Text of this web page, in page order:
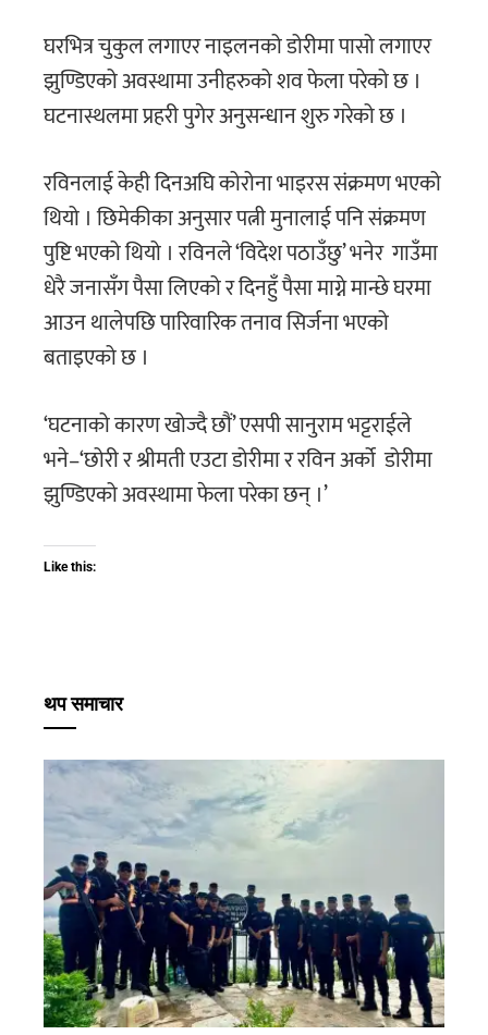
घरभित्र चुकुल लगाएर नाइलनको डोरीमा पासो लगाएर
झुण्डिएको अवस्थामा उनीहरुको शव फेला परेको छ ।
घटनास्थलमा प्रहरी पुगेर अनुसन्धान शुरु गरेको छ ।
रविनलाई केही दिनअघि कोरोना भाइरस संक्रमण भएको
थियो । छिमेकीका अनुसार पत्नी मुनालाई पनि संक्रमण
पुष्टि भएको थियो । रविनले ‘विदेश पठाउँछु’ भनेर गाउँमा
धेरै जनासँग पैसा लिएको र दिनहुँ पैसा माग्ने मान्छे घरमा
आउन थालेपछि पारिवारिक तनाव सिर्जना भएको
बताइएको छ ।
‘घटनाको कारण खोज्दै छौं’ एसपी सानुराम भट्टराईले
भने–‘छोरी र श्रीमती एउटा डोरीमा र रविन अर्को डोरीमा
झुण्डिएको अवस्थामा फेला परेका छन् ।’
Like this:
थप समाचार